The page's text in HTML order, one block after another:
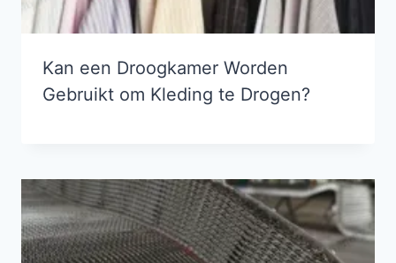
Kan een Droogkamer Worden
Gebruikt om Kleding te Drogen?